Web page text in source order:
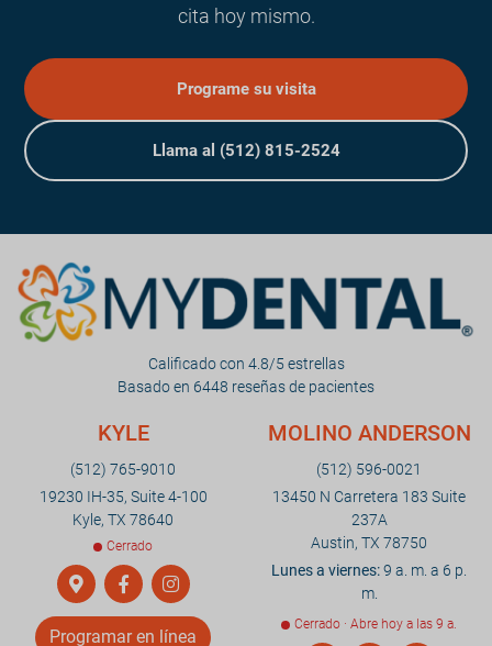
cita hoy mismo.
Programe su visita
Llama al (512) 815-2524
Calificado con 4.8/5 estrellas
Basado en 6448 reseñas de pacientes
KYLE
(512) 765-9010
19230 IH-35, Suite 4-100
Kyle, TX 78640
Cerrado
Programar en línea
MOLINO ANDERSON
(512) 596-0021
13450 N Carretera 183 Suite
237A
Austin, TX 78750
Lunes a viernes:9 a. m. a 6 p.
m.
Cerrado · Abre hoy a las 9 a.